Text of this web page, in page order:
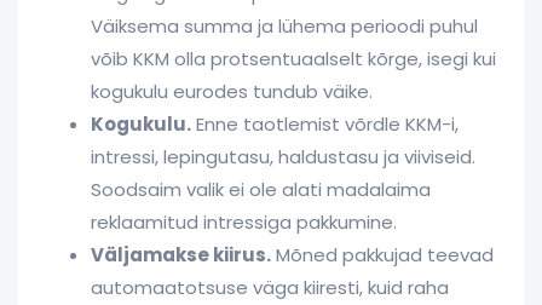
Väiksema summa ja lühema perioodi puhul
võib KKM olla protsentuaalselt kõrge, isegi kui
kogukulu eurodes tundub väike.
Kogukulu.Enne taotlemist võrdle KKM-i,
intressi, lepingutasu, haldustasu ja viiviseid.
Soodsaim valik ei ole alati madalaima
reklaamitud intressiga pakkumine.
Väljamakse kiirus.Mõned pakkujad teevad
automaatotsuse väga kiiresti, kuid raha